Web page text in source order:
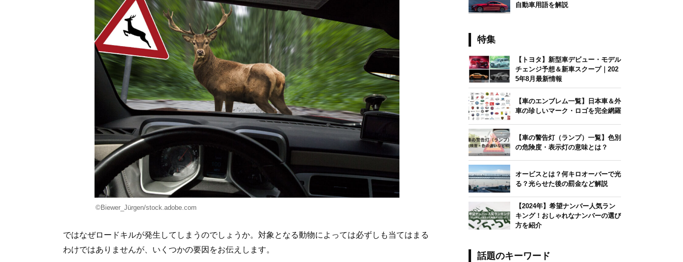
©Biewer_Jürgen/stock.adobe.com
ではなぜロードキルが発生してしまうのでしょうか。対象となる動物によっては必ずしも当てはまる
わけではありませんが、いくつかの要因をお伝えします。
自動車用語を解説
特集
【トヨタ】新型車デビュー・モデル
チェンジ予想＆新車スクープ｜202
5年8月最新情報
【車のエンブレム一覧】日本車＆外
車の珍しいマーク・ロゴを完全網羅
【車の警告灯（ランプ）一覧】色別
の危険度・表示灯の意味とは？
オービスとは？何キロオーバーで光
る？光らせた後の罰金など解説
【2024年】希望ナンバー人気ラン
キング！おしゃれなナンバーの選び
方を紹介
話題のキーワード